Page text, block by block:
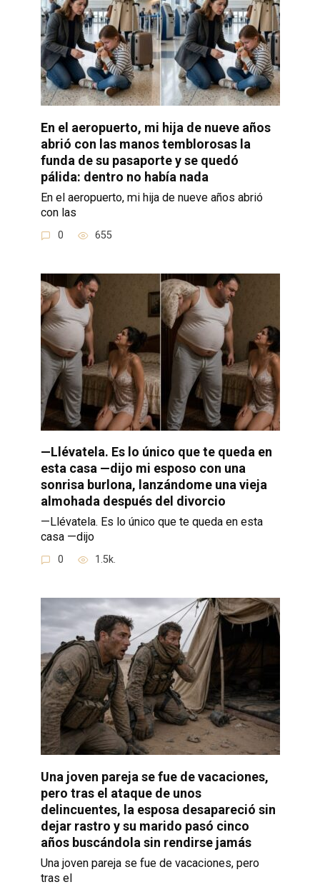
En el aeropuerto, mi hija de nueve años
abrió con las manos temblorosas la
funda de su pasaporte y se quedó
pálida: dentro no había nada
En el aeropuerto, mi hija de nueve años abrió
con las
0 655
—Llévatela. Es lo único que te queda en
esta casa —dijo mi esposo con una
sonrisa burlona, lanzándome una vieja
almohada después del divorcio
—Llévatela. Es lo único que te queda en esta
casa —dijo
0 1.5k.
Una joven pareja se fue de vacaciones,
pero tras el ataque de unos
delincuentes, la esposa desapareció sin
dejar rastro y su marido pasó cinco
años buscándola sin rendirse jamás
Una joven pareja se fue de vacaciones, pero
tras el